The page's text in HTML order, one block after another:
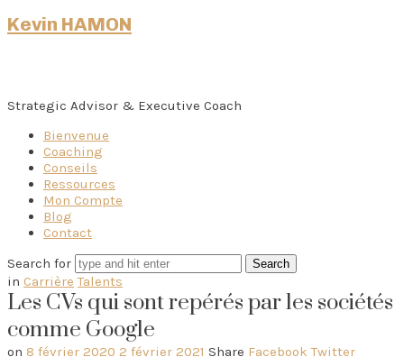
Kevin HAMON
Strategic Advisor & Executive Coach
Bienvenue
Coaching
Conseils
Ressources
Mon Compte
Blog
Contact
Search for
in Carrière Talents
Les CVs qui sont repérés par les sociétés
comme Google
on 8 février 2020 2 février 2021 Share Facebook Twitter